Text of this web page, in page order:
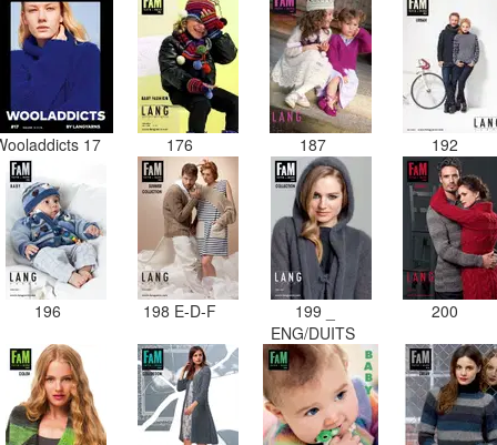
17 176 187 192
196 198 E-D-F
199 _
ENG/DUITS
200